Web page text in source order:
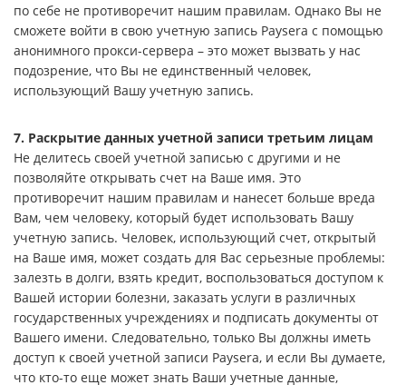
по себе не противоречит нашим правилам. Однако Вы не
сможете войти в свою учетную запись Paysera с помощью
анонимного прокси-сервера – это может вызвать у нас
подозрение, что Вы не единственный человек,
использующий Вашу учетную запись.
7. Раскрытие данных учетной записи третьим лицам
Не делитесь своей учетной записью с другими и не
позволяйте открывать счет на Ваше имя. Это
противоречит нашим правилам и нанесет больше вреда
Вам, чем человеку, который будет использовать Вашу
учетную запись. Человек, использующий счет, открытый
на Ваше имя, может создать для Вас серьезные проблемы:
залезть в долги, взять кредит, воспользоваться доступом к
Вашей истории болезни, заказать услуги в различных
государственных учреждениях и подписать документы от
Вашего имени. Следовательно, только Вы должны иметь
доступ к своей учетной записи Paysera, и если Вы думаете,
что кто-то еще может знать Ваши учетные данные,